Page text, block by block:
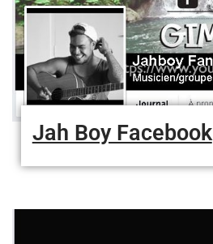
Jah Boy Facebook